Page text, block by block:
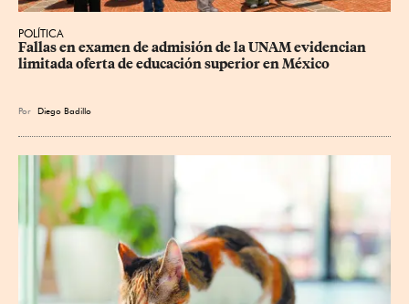
POLÍTICA
Fallas en examen de admisión de la UNAM evidencian
limitada oferta de educación superior en México
Por Diego Badillo